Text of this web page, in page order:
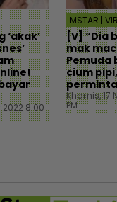
‘akak’
2022 8:00
MSTAR |
[V] “Dia
mak
Pemuda
cium
Khamis, 17
PM